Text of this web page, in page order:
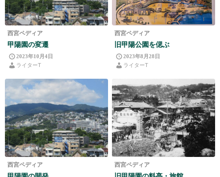
西宮ペディア
甲陽園の変遷
2023年10月4日
ライターT
西宮ペディア
旧甲陽公園を偲ぶ
2023年8月28日
ライターT
西宮ペディア 西宮ペディア